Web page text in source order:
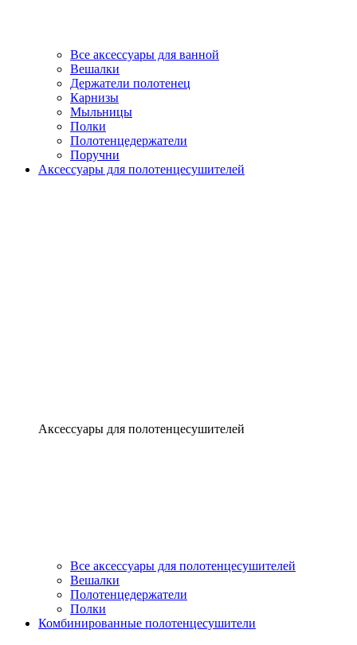
Все аксессуары для ванной
Вешалки
Держатели полотенец
Карнизы
Мыльницы
Полки
Полотенцедержатели
Поручни
Аксессуары для полотенцесушителей
Аксессуары для полотенцесушителей
Все аксессуары для полотенцесушителей
Вешалки
Полотенцедержатели
Полки
Комбинированные полотенцесушители